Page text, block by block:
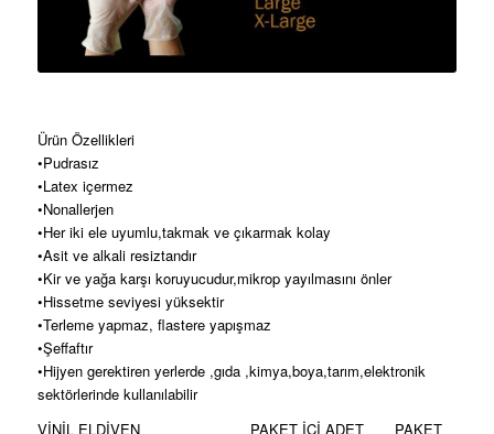
Ürün Özellikleri
•Pudrasız
•Latex içermez
•Nonallerjen
•Her iki ele uyumlu,takmak ve çıkarmak kolay
•Asit ve alkali resiztandır
•Kir ve yağa karşı koruyucudur,mikrop yayılmasını önler
•Hissetme seviyesi yüksektir
•Terleme yapmaz, flastere yapışmaz
•Şeffaftır
•Hijyen gerektiren yerlerde ,gıda ,kimya,boya,tarım,elektronik
sektörlerinde kullanılabilir
VİNİL ELDİVEN PAKET İÇİ ADET PAKET